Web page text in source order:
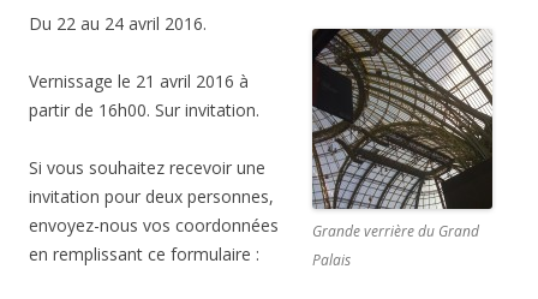
Grande verrière du Grand
Palais
Du 22 au 24 avril 2016.
Vernissage le 21 avril 2016 à
partir de 16h00. Sur invitation.
Si vous souhaitez recevoir une
invitation pour deux personnes,
envoyez-nous vos coordonnées
en remplissant ce formulaire :